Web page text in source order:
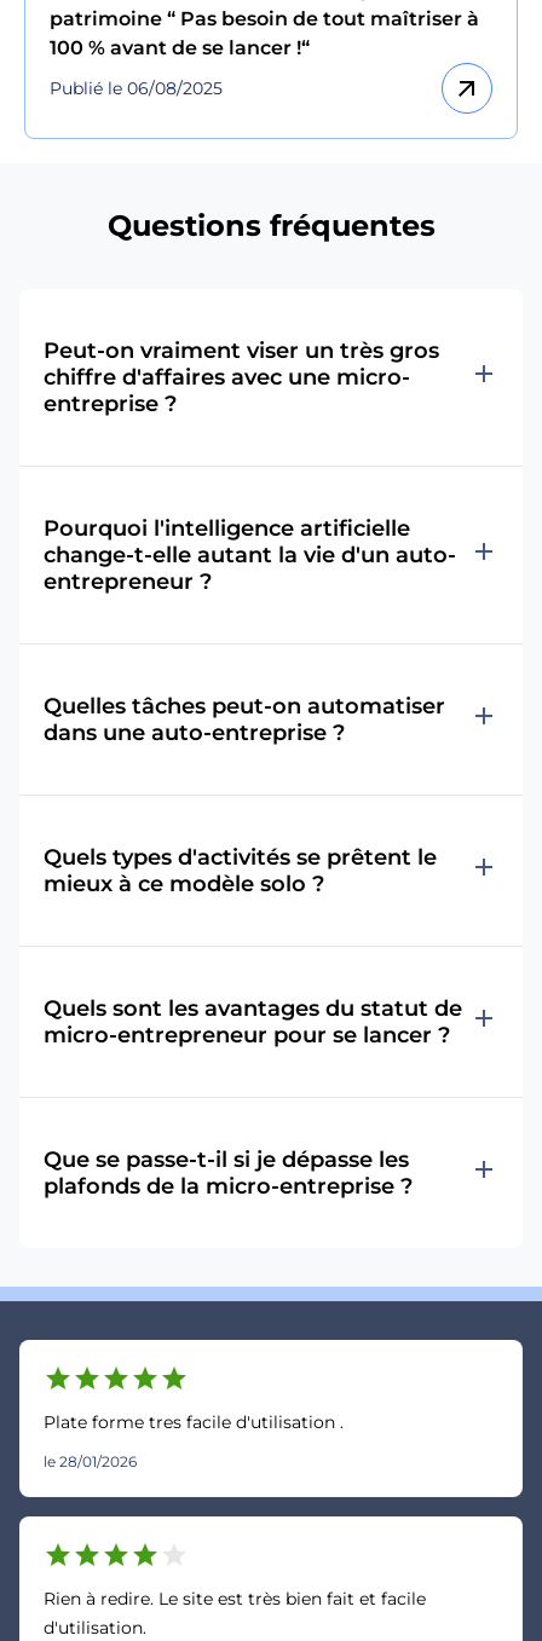
patrimoine “ Pas besoin de tout maîtriser à
100 % avant de se lancer !“
Publié le 06/08/2025 arrow_outward
Questions fréquentes
Peut-on vraiment viser un très gros
chiffre d'affaires avec une micro-
entreprise ?
add
Pourquoi l'intelligence artificielle
change-t-elle autant la vie d'un auto-
entrepreneur ?
add
Quelles tâches peut-on automatiser
dans une auto-entreprise ?
add
Quels types d'activités se prêtent le
mieux à ce modèle solo ?
add
Quels sont les avantages du statut de
micro-entrepreneur pour se lancer ?
add
Que se passe-t-il si je dépasse les
plafonds de la micro-entreprise ?
add
starstarstarstarstar
Plate forme tres facile d'utilisation .
le 28/01/2026
starstarstarstar star
Rien à redire. Le site est très bien fait et facile
d'utilisation.